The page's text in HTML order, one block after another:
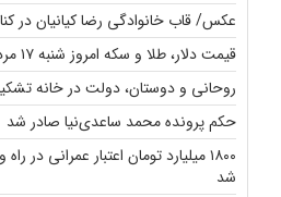
عکس/ قاب خانوادگی رضا کیانیان در
قیمت دلار، طلا و سکه امروز شنبه ۱۷ مرداد ۱۴۰۵
روحانی و دوستان، دولت در خانه
حکم پرونده محمد ساعدی‌نیا صادر شد
۱۸۰۰ میلیارد تومان اعتبار عمرانی
شد